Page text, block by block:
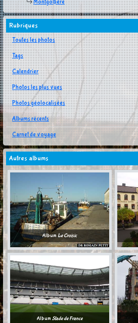
Montgolfière
Rubriques
Toutes les photos
Tags
Calendrier
Photos les plus vues
Photos géolocalisées
Albums récents
Carnet de voyage
Autres albums
Album Le Croisic
Album Stade de France